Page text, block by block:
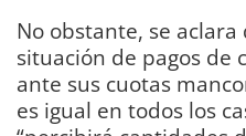
No obstante, se
situación de pagos de
ante sus cuotas
es igual en todos los